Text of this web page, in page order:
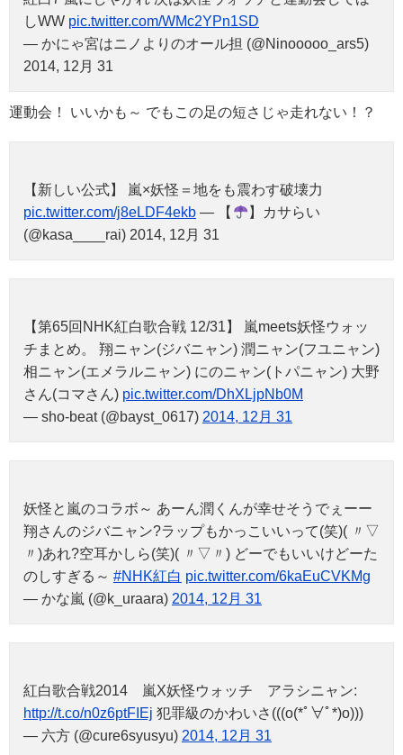
しWW pic.twitter.com/WMc2YPn1SD
— かにゃ宮はニノよりのオール担 (@Ninooooo_ars5)
2014, 12月 31
運動会！ いいかも～ でもこの足の短さじゃ走れない！？
【新しい公式】 嵐×妖怪＝地をも震わす破壊力
pic.twitter.com/j8eLDF4ekb — 【
】カサらい
(@kasa____rai) 2014, 12月 31
【第65回NHK紅白歌合戦 12/31】 嵐meets妖怪ウォッ
チまとめ。 翔ニャン(ジバニャン) 潤ニャン(フユニャン)
相ニャン(エメラルニャン) にのニャン(トパニャン) 大野
さん(コマさん) pic.twitter.com/DhXLjpNb0M
— sho-beat (@bayst_0617) 2014, 12月 31
妖怪と嵐のコラボ～ あーん潤くんが幸せそうでぇーー
翔さんのジバニャン?ラップもかっこいいって(笑)( 〃▽
〃)あれ?空耳かしら(笑)( 〃▽〃) どーでもいいけどーた
のしすぎる～ #NHK紅白 pic.twitter.com/6kaEuCVKMg
— かな嵐 (@k_uraara) 2014, 12月 31
紅白歌合戦2014 嵐X妖怪ウォッチ アラシニャン:
http://t.co/n0z6ptFIEj 犯罪級のかわいさ(((o(*ﾟ∀ﾟ*)o)))
— 六方 (@cure6syusyu) 2014, 12月 31